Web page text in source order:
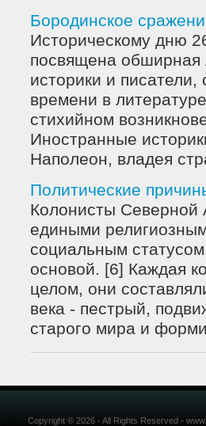
Бородинское
Историческому дню
посвящена обширная
историки и писатели,
времени в
стихийном
Иностранные
Наполеон, владея
Политические
Колонисты Северной
едиными
социальным
основой. [6] Каждая
целом, они
века - пестрый,
старого мира и
Copyright © 2026 - All Rights Reserved -